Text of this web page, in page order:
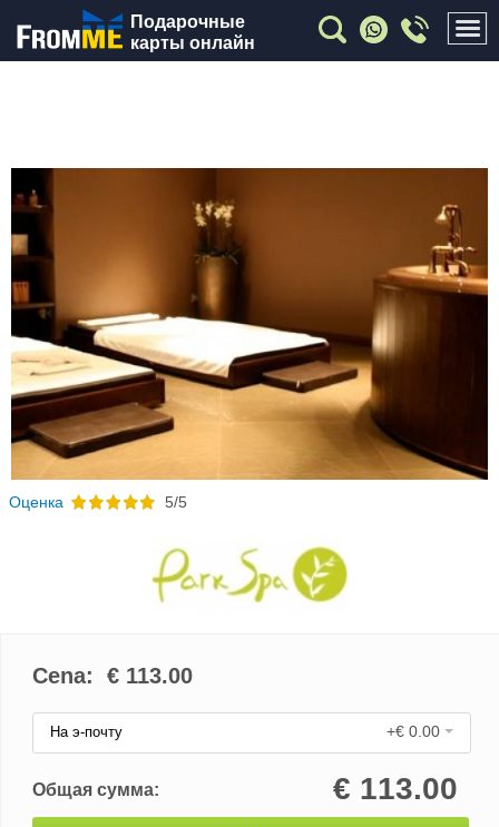
Подарочные
карты онлайн
Oценка 5/5
Cena: € 113.00
На э-почту +€ 0.00
Общая сумма: € 113.00